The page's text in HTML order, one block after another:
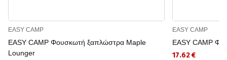
EASY CAMP
EASY CAMP Φουσκωτή ξαπλώστρα Maple
Lounger
EASY CAMP
EASY CAMP
17.62 €